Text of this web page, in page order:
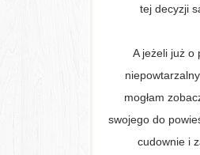
tej decyzji
A jeżeli już o
mogłam
swojego do
cudownie i